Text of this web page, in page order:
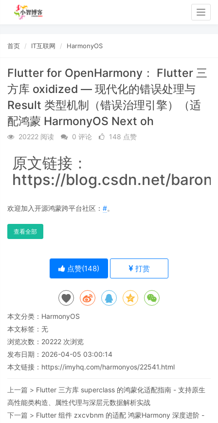
首页 IT互联网 HarmonyOS
Flutter for OpenHarmony： Flutter 三
方库 oxidized — 现代化的错误处理与
Result 类型机制（错误治理引擎）（适
配鸿蒙 HarmonyOS Next oh
20222 阅读 0 评论 148 点赞
原文链接：
https://blog.csdn.net/
欢迎加入开源鸿蒙跨平台社区： #。
查看全部
点赞(148) 打赏
本文分类： HarmonyOS
本文标签：无
浏览次数： 20222 次浏览
发布日期：2026-04-05 03:00:14
本文链接： https://imyhq.com/harmonyos/22541.html
上一篇 > Flutter 三方库 superclass 的鸿蒙化适配指南 - 支持原生
高性能类构造、属性代理与深层元数据解析实战
下一篇 > Flutter 组件 zxcvbnm 的适配 鸿蒙Harmony 深度进阶 -